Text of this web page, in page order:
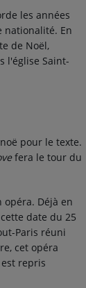
les années
nationalité. En
de Noël,
l'église Saint-
pour le texte.
fera le tour du
opéra. Déjà en
date du 25
Paris réuni
cet opéra
repris